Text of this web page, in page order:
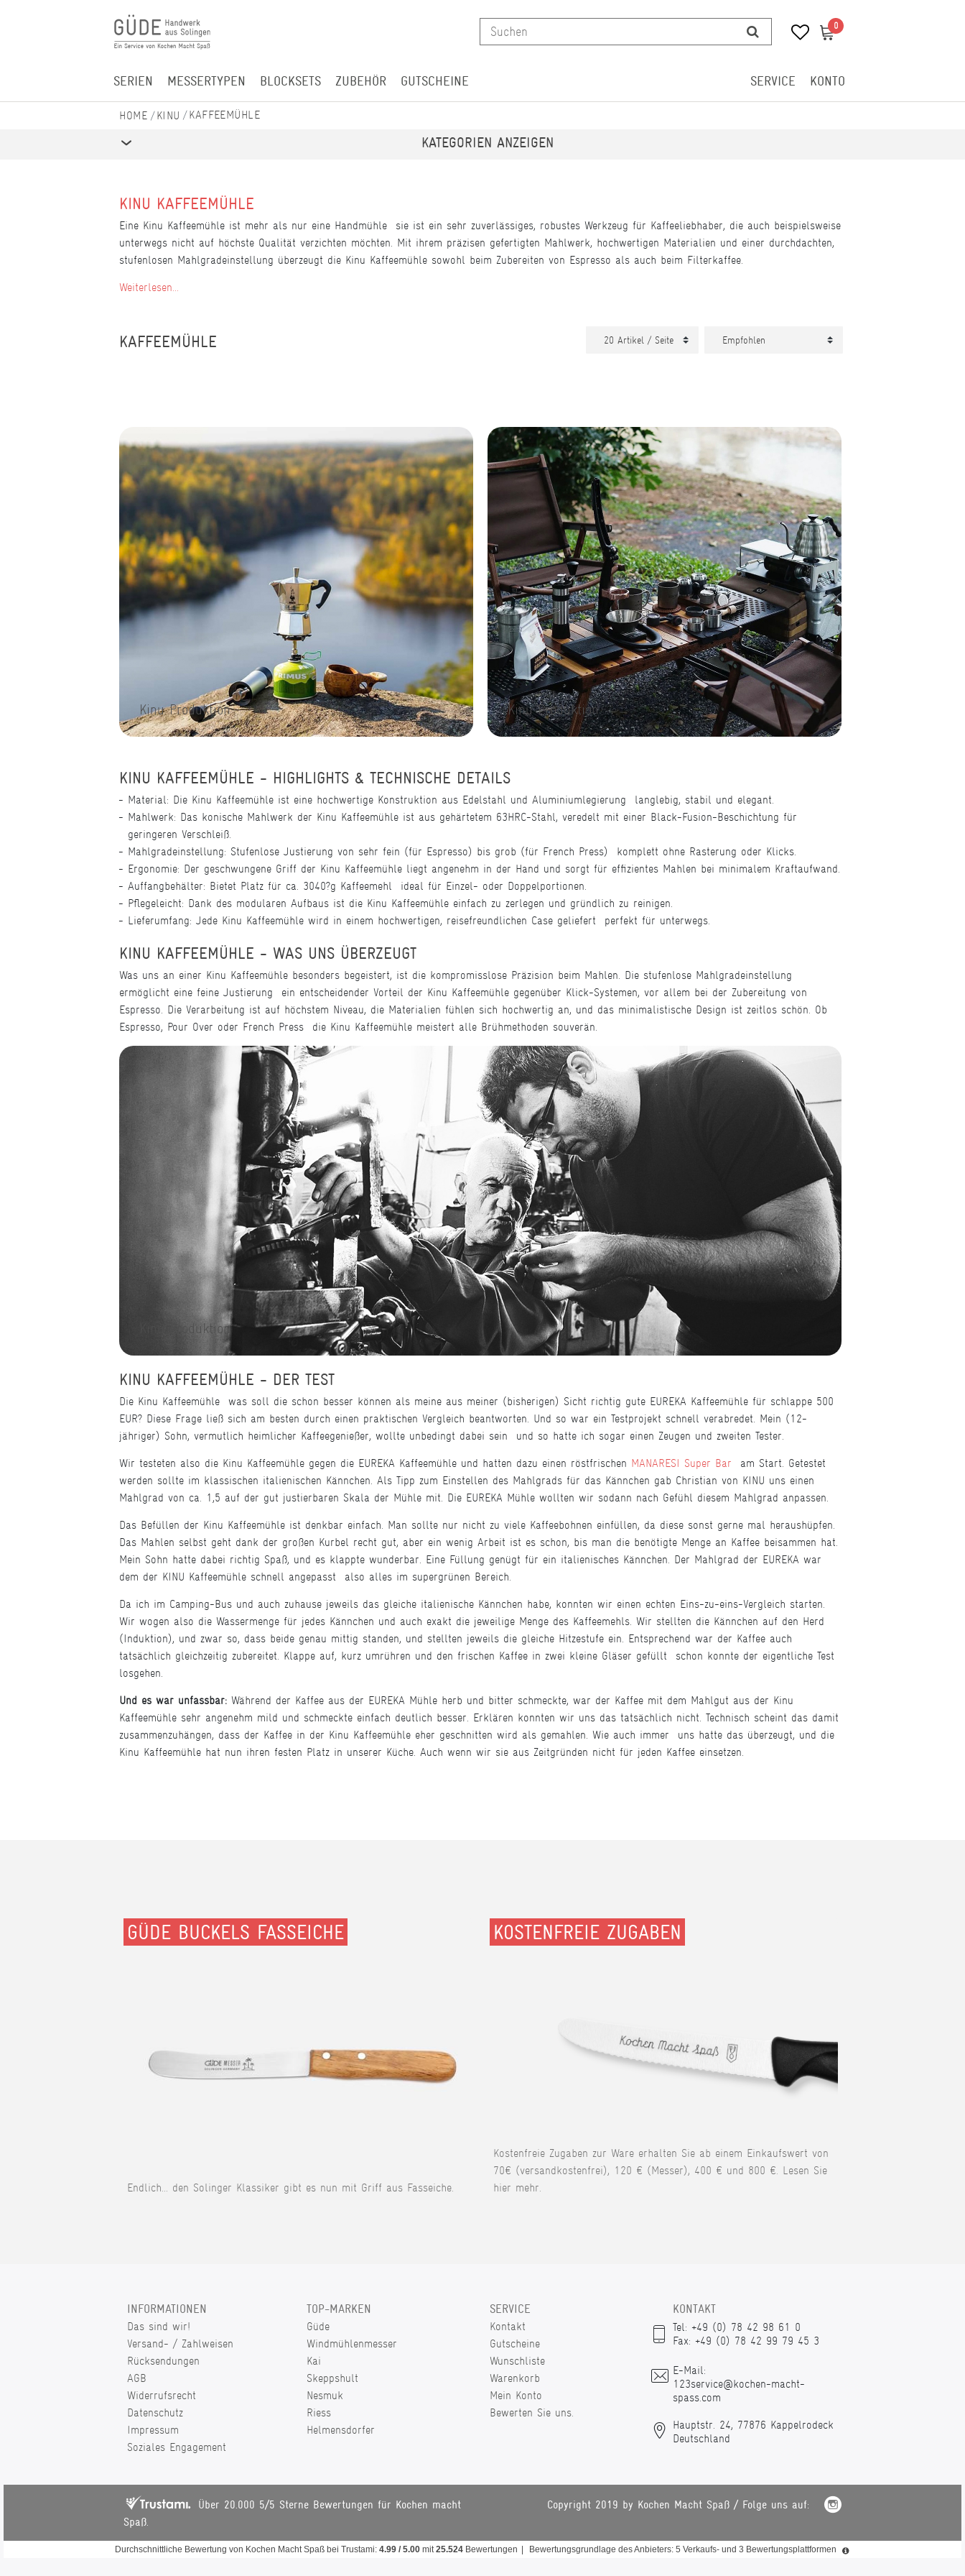
0 0
SERIEN MESSERTYPEN BLOCKSETS ZUBEHÖR GUTSCHEINE SERVICE KONTO
KINU KAFFEEMÜHLE
KATEGORIEN ANZEIGEN
KINU KAFFEEMÜHLE
Eine Kinu Kaffeemühle ist mehr als nur eine Handmühle  sie ist ein sehr zuverlässiges, robustes Werkzeug für Kaffeeliebhaber, die auch beispielsweise
unterwegs nicht auf höchste Qualität verzichten möchten. Mit ihrem präzisen gefertigten Mahlwerk, hochwertigen Materialien und einer durchdachten,
stufenlosen Mahlgradeinstellung überzeugt die Kinu Kaffeemühle sowohl beim Zubereiten von Espresso als auch beim Filterkaffee.
Weiterlesen...
KAFFEEMÜHLE
Kinu Produktion Kinu Produktion
KINU KAFFEEMÜHLE - HIGHLIGHTS & TECHNISCHE DETAILS
Material: Die Kinu Kaffeemühle ist eine hochwertige Konstruktion aus Edelstahl und Aluminiumlegierung  langlebig, stabil und elegant.
Mahlwerk: Das konische Mahlwerk der Kinu Kaffeemühle ist aus gehärtetem 63HRC-Stahl, veredelt mit einer Black-Fusion-Beschichtung für
geringeren Verschleiß.
Mahlgradeinstellung: Stufenlose Justierung von sehr fein (für Espresso) bis grob (für French Press)  komplett ohne Rasterung oder Klicks.
Ergonomie: Der geschwungene Griff der Kinu Kaffeemühle liegt angenehm in der Hand und sorgt für effizientes Mahlen bei minimalem Kraftaufwand.
Auffangbehälter: Bietet Platz für ca. 3040?g Kaffeemehl  ideal für Einzel- oder Doppelportionen.
Pflegeleicht: Dank des modularen Aufbaus ist die Kinu Kaffeemühle einfach zu zerlegen und gründlich zu reinigen.
Lieferumfang: Jede Kinu Kaffeemühle wird in einem hochwertigen, reisefreundlichen Case geliefert  perfekt für unterwegs.
KINU KAFFEEMÜHLE - WAS UNS ÜBERZEUGT
Was uns an einer Kinu Kaffeemühle besonders begeistert, ist die kompromisslose Präzision beim Mahlen. Die stufenlose Mahlgradeinstellung
ermöglicht eine feine Justierung  ein entscheidender Vorteil der Kinu Kaffeemühle gegenüber Klick-Systemen, vor allem bei der Zubereitung von
Espresso. Die Verarbeitung ist auf höchstem Niveau, die Materialien fühlen sich hochwertig an, und das minimalistische Design ist zeitlos schön. Ob
Espresso, Pour Over oder French Press  die Kinu Kaffeemühle meistert alle Brühmethoden souverän.
Kinu Produktion
KINU KAFFEEMÜHLE - DER TEST
Die Kinu Kaffeemühle  was soll die schon besser können als meine aus meiner (bisherigen) Sicht richtig gute EUREKA Kaffeemühle für schlappe 500
EUR? Diese Frage ließ sich am besten durch einen praktischen Vergleich beantworten. Und so war ein Testprojekt schnell verabredet. Mein (12-
jähriger) Sohn, vermutlich heimlicher Kaffeegenießer, wollte unbedingt dabei sein  und so hatte ich sogar einen Zeugen und zweiten Tester.
Wir testeten also die Kinu Kaffeemühle gegen die EUREKA Kaffeemühle und hatten dazu einen röstfrischen MANARESI Super Bar
am Start. Getestet
werden sollte im klassischen italienischen Kännchen. Als Tipp zum Einstellen des Mahlgrads für das Kännchen gab Christian von KINU uns einen
Mahlgrad von ca. 1,5 auf der gut justierbaren Skala der Mühle mit. Die EUREKA Mühle wollten wir sodann nach Gefühl diesem Mahlgrad anpassen.
Das Befüllen der Kinu Kaffeemühle ist denkbar einfach. Man sollte nur nicht zu viele Kaffeebohnen einfüllen, da diese sonst gerne mal heraushüpfen.
Das Mahlen selbst geht dank der großen Kurbel recht gut, aber ein wenig Arbeit ist es schon, bis man die benötigte Menge an Kaffee beisammen hat.
Mein Sohn hatte dabei richtig Spaß, und es klappte wunderbar. Eine Füllung genügt für ein italienisches Kännchen. Der Mahlgrad der EUREKA war
dem der KINU Kaffeemühle schnell angepasst  also alles im supergrünen Bereich.
Da ich im Camping-Bus und auch zuhause jeweils das gleiche italienische Kännchen habe, konnten wir einen echten Eins-zu-eins-Vergleich starten.
Wir wogen also die Wassermenge für jedes Kännchen und auch exakt die jeweilige Menge des Kaffeemehls. Wir stellten die Kännchen auf den Herd
(Induktion), und zwar so, dass beide genau mittig standen, und stellten jeweils die gleiche Hitzestufe ein. Entsprechend war der Kaffee auch
tatsächlich gleichzeitig zubereitet. Klappe auf, kurz umrühren und den frischen Kaffee in zwei kleine Gläser gefüllt  schon konnte der eigentliche Test
losgehen.
Und es war unfassbar: Während der Kaffee aus der EUREKA Mühle herb und bitter schmeckte, war der Kaffee mit dem Mahlgut aus der Kinu
Kaffeemühle sehr angenehm mild und schmeckte einfach deutlich besser. Erklären konnten wir uns das tatsächlich nicht. Technisch scheint das damit
zusammenzuhängen, dass der Kaffee in der Kinu Kaffeemühle eher geschnitten wird als gemahlen. Wie auch immer  uns hatte das überzeugt, und die
Kinu Kaffeemühle hat nun ihren festen Platz in unserer Küche. Auch wenn wir sie aus Zeitgründen nicht für jeden Kaffee einsetzen.
GÜDE BUCKELS FASSEICHE
Endlich... den Solinger Klassiker gibt es nun mit Griff aus Fasseiche.
KOSTENFREIE ZUGABEN
Kostenfreie Zugaben zur Ware erhalten Sie ab einem Einkaufswert von
70€ (versandkostenfrei), 120 € (Messer), 400 € und 800 €. Lesen Sie
hier mehr.
INFORMATIONEN
Das sind wir!
Versand- / Zahlweisen
Rücksendungen
AGB
Widerrufsrecht
Datenschutz
Impressum
Soziales Engagement
TOP-MARKEN
Güde
Windmühlenmesser
Kai
Skeppshult
Nesmuk
Riess
Helmensdorfer
SERVICE
Kontakt
Gutscheine
Wunschliste
Warenkorb
Mein Konto
Bewerten Sie uns.
KONTAKT
Tel: +49 (0) 78 42 98 61 0
Fax: +49 (0) 78 42 99 79 45 3
E-Mail:
123service@kochen-macht-
spass.com
Hauptstr. 24, 77876 Kappelrodeck
Deutschland
Über 20.000 5/5 Sterne Bewertungen für Kochen macht
Spaß.
Copyright 2019 by Kochen Macht Spaß / Folge uns auf:
Durchschnittliche Bewertung von Kochen Macht Spaß bei Trustami: 4.99 / 5.00 mit25.524 Bewertungen Bewertungsgrundlage des Anbieters: 5 Verkaufs- und 3 Bewertungsplattformen